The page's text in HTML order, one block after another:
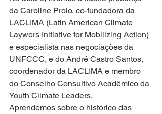
da Caroline Prolo, co-fundadora da
LACLIMA (Latin American Climate
Laywers Initiative for Mobilizing Action)
e especialista nas negociações da
UNFCCC, e do André Castro Santos,
coordenador da LACLIMA e membro
do Conselho Consultivo Acadêmico da
Youth Climate Leaders.
Aprendemos sobre o histórico das